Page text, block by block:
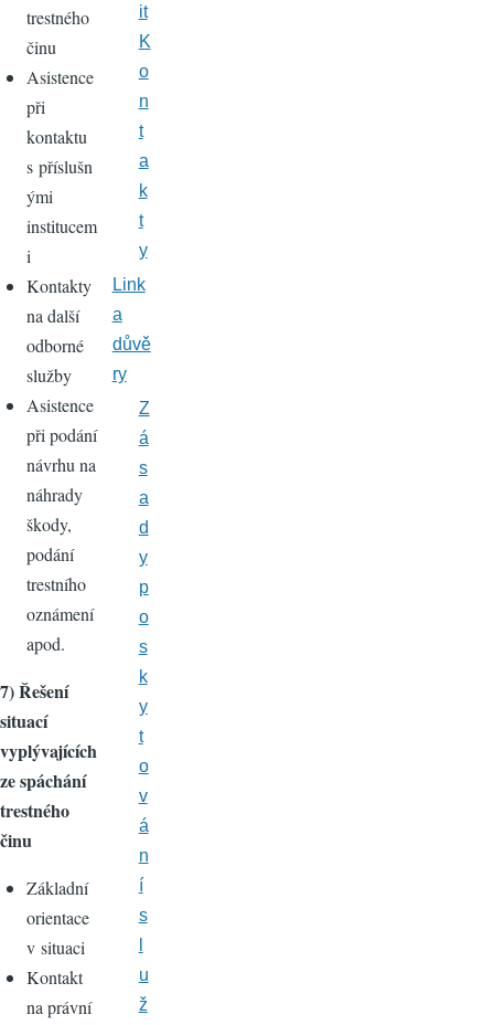
trestného
činu
Asistence
při
kontaktu
s příslušn
ými
institucem
i
Kontakty
na další
odborné
služby
Asistence
při podání
návrhu na
náhrady
škody,
podání
trestního
oznámení
apod.
7) Řešení
situací
vyplývajících
ze spáchání
trestného
činu
Základní
orientace
v situaci
Kontakt
na právní
it
K
o
n
t
a
k
t
y
Link
a
důvě
ry
Z
á
s
a
d
y
p
o
s
k
y
t
o
v
á
n
í
s
u
ž